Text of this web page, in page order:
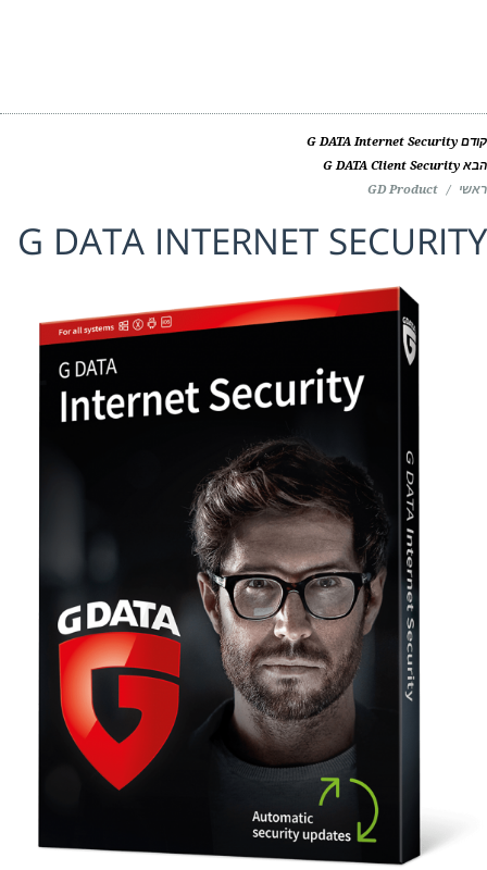
G DATA Internet Security
G DATA Client Security
/
GD Product
G DATA INTERNET